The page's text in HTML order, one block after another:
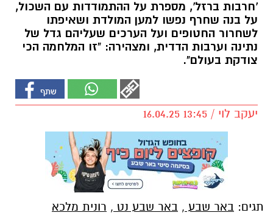
'חרבות ברזל', מספרת על ההתמודדות עם השכול,
על בנה שחרף נפשו למען המולדת ושאיפתו
לשחרור החטופים ועל הערכים שעליהם גדל של
נתינה וערבות הדדית, ומצהירה: "זו המלחמה הכי
צודקת בעולם".
יעקב לוי / 13:45 16.04.25
תגים: באר שבע , באר שבע נט , רונית מלכא